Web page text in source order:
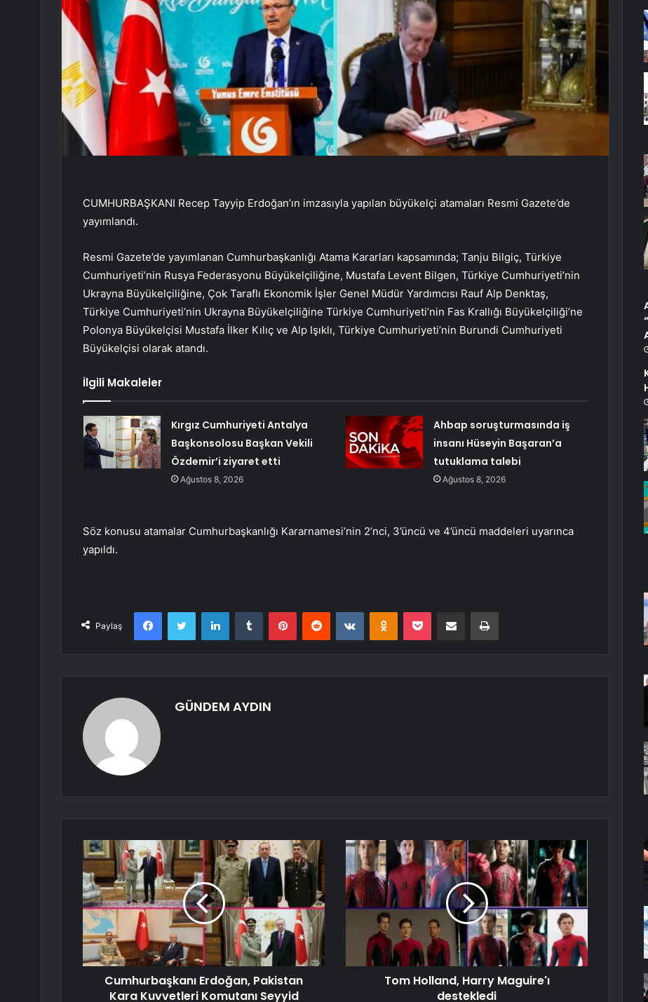
CUMHURBAŞKANI Recep Tayyip Erdoğan’ın imzasıyla yapılan büyükelçi atamaları Resmi Gazete’de
yayımlandı.
Resmi Gazete’de yayımlanan Cumhurbaşkanlığı Atama Kararları kapsamında; Tanju Bilgiç, Türkiye
Cumhuriyeti’nin Rusya Federasyonu Büyükelçiliğine, Mustafa Levent Bilgen, Türkiye Cumhuriyeti’nin
Ukrayna Büyükelçiliğine, Çok Taraflı Ekonomik İşler Genel Müdür Yardımcısı Rauf Alp Denktaş,
Türkiye Cumhuriyeti’nin Ukrayna Büyükelçiliğine Türkiye Cumhuriyeti’nin Fas Krallığı Büyükelçiliği’ne
Polonya Büyükelçisi Mustafa İlker Kılıç ve Alp Işıklı, Türkiye Cumhuriyeti’nin Burundi Cumhuriyeti
Büyükelçisi olarak atandı.
İlgili Makaleler
Kırgız Cumhuriyeti Antalya
Başkonsolosu Başkan Vekili
Özdemir’i ziyaret etti
Ağustos 8, 2026
Ahbap soruşturmasında iş
insanı Hüseyin Başaran’a
tutuklama talebi
Ağustos 8, 2026
Söz konusu atamalar Cumhurbaşkanlığı Kararnamesi’nin 2’nci, 3’üncü ve 4’üncü maddeleri uyarınca
yapıldı.
Paylaş
FacebookTwitter LinkedInTumblr PinterestReddit VKontakteOdnoklassniki
Pocket E-Posta ile paylaş Yazdır
GÜNDEM AYDIN
Cumhurbaşkanı Erdoğan, Pakistan
Kara Kuvvetleri Komutanı Seyyid
Tom Holland, Harry Maguire'ı
destekledi